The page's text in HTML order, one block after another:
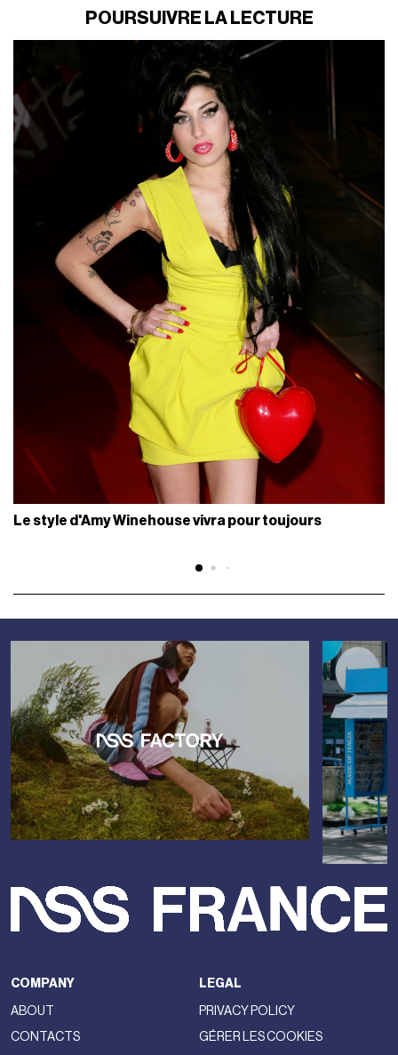
POURSUIVRE LA LECTURE
Le style d'Amy Winehouse vivra pour toujours
COMPANY
ABOUT
CONTACTS
LEGAL
PRIVACY POLICY
GÉRER LES COOKIES